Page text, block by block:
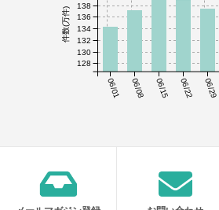
06/01 06/08 06/15 06/22 06/29
件数(万件)
128
130
132
134
136
138